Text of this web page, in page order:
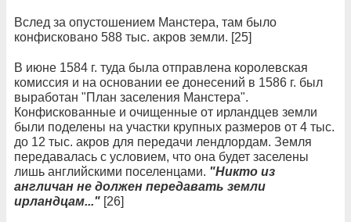
Вслед за опустошением Манстера, там было
конфисковано 588 тыс. акров земли. [25]
В июне 1584 г. туда была отправлена королевская
комиссия и на основании ее донесений в 1586 г. был
выработан "План заселения Манстера".
Конфискованные и очищенные от ирландцев земли
были поделены на участки крупных размеров от 4 тыс.
до 12 тыс. акров для передачи лендлордам. Земля
передавалась с условием, что она будет заселены
лишь английскими поселенцами. "Никто из
англичан не должен передавать земли
ирландцам..." [26]